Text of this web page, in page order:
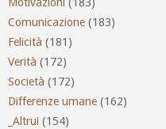
Comunicazione (183)
Felicità (181)
Verità (172)
Società (172)
Differenze umane (162)
_Altrui (154)